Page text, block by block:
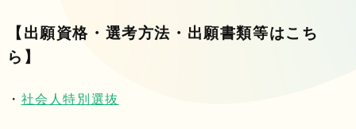
【出願資格・選考方法・出願書類等はこち
ら】
・ 社会人特別選抜